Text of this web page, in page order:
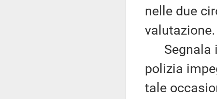
nelle due
valutazione.
Segnala
polizia
tale